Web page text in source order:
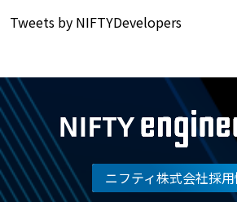
Tweets by NIFTYDevelopers
ニフティ株式会社採